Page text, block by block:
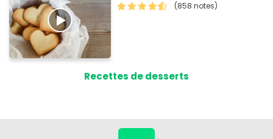
(858 notes)
Recettes de desserts